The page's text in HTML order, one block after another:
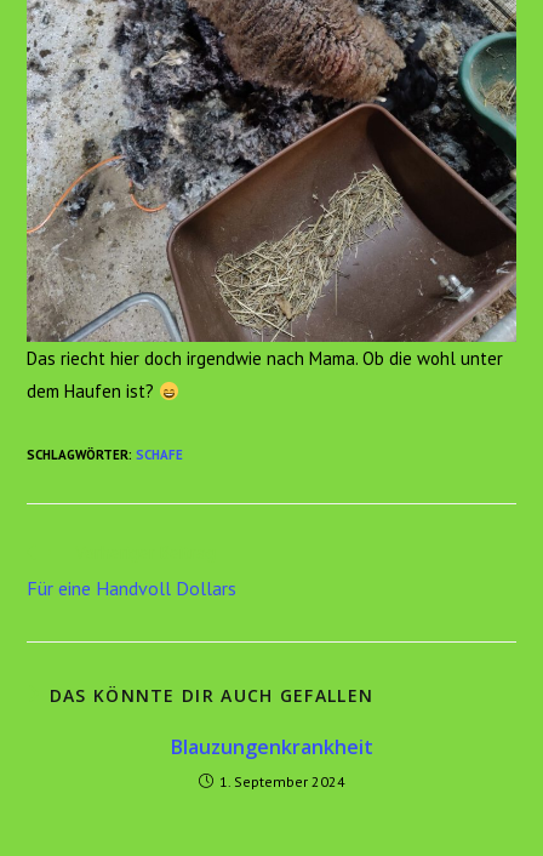
Das riecht hier doch irgendwie nach Mama. Ob die wohl unter
dem Haufen ist?
SCHLAGWÖRTER:SCHAFE
ansehen
Für eine Handvoll Dollars
DAS KÖNNTE DIR AUCH GEFALLEN
Blauzungenkrankheit
1. September 2024